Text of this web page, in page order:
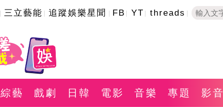
三立藝能 追蹤娛樂星聞 FB YT threads
綜藝 戲劇 日韓 電影 音樂 專題 影音